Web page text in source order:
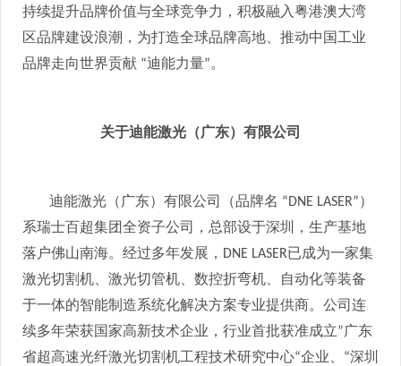
持续提升品牌价值与全球竞争力，积极融入粤港澳大湾
区品牌建设浪潮，为打造全球品牌高地、推动中国工业
品牌走向世界贡献 “迪能力量”。
关于迪能激光（广东）有限公司
迪能激光（广东）有限公司（品牌名 “DNE LASER”）
系瑞士百超集团全资子公司，总部设于深圳，生产基地
落户佛山南海。经过多年发展， DNE LASER已成为一家集
激光切割机、激光切管机、数控折弯机、自动化等装备
于一体的智能制造系统化解决方案专业提供商。公司连
续多年荣获国家高新技术企业，行业首批获准成立”广东
省超高速光纤激光切割机工程技术研究中心“企业、 “深圳